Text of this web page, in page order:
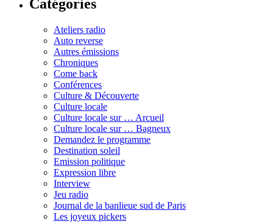
Catégories
Ateliers radio
Auto reverse
Autres émissions
Chroniques
Come back
Conférences
Culture & Découverte
Culture locale
Culture locale sur … Arcueil
Culture locale sur … Bagneux
Demandez le programme
Destination soleil
Emission politique
Expression libre
Interview
Jeu radio
Journal de la banlieue sud de Paris
Les joyeux pickers